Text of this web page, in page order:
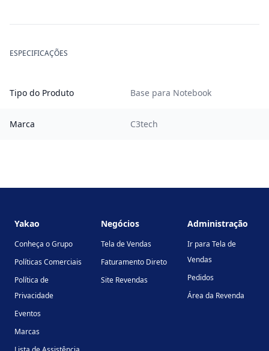
ESPECIFICAÇÕES
Tipo do Produto Base para Notebook
Marca C3tech
Yakao
Conheça o Grupo
Políticas Comerciais
Política de
Privacidade
Eventos
Marcas
Negócios
Tela de Vendas
Faturamento Direto
Site Revendas
Administração
Ir para Tela de
Vendas
Pedidos
Área da Revenda